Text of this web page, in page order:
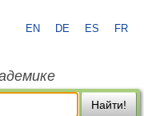
EN DE ES FR
Найти!